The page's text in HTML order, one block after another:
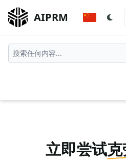
AIPRM
立即尝试